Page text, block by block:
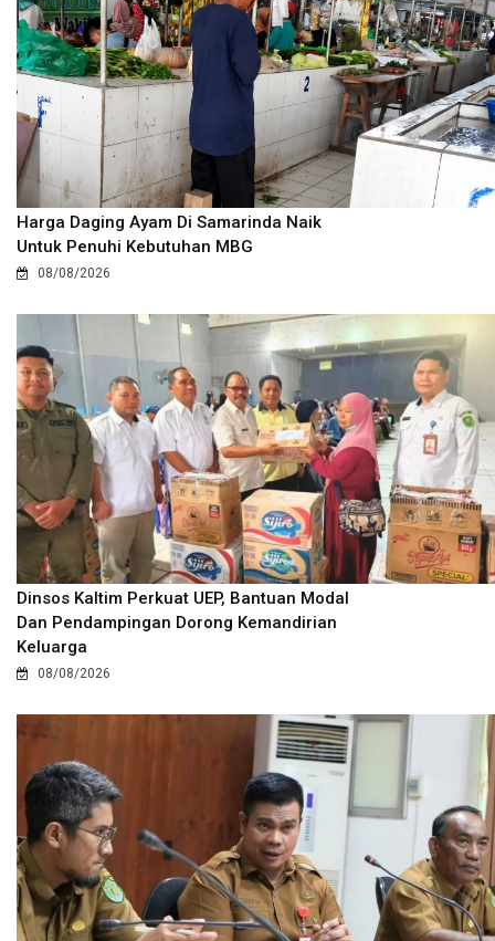
Harga Daging Ayam Di Samarinda Naik
Untuk Penuhi Kebutuhan MBG
08/08/2026
Dinsos Kaltim Perkuat UEP, Bantuan Modal
Dan Pendampingan Dorong Kemandirian
Keluarga
08/08/2026